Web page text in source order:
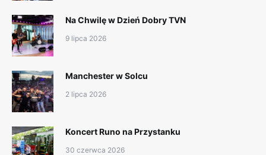
Na Chwilę w Dzień Dobry TVN
9 lipca 2026
Manchester w Solcu
2 lipca 2026
Koncert Runo na Przystanku
30 czerwca 2026